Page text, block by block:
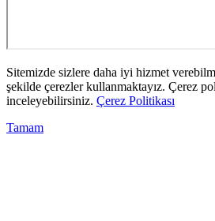
Sitemizde sizlere daha iyi hizmet
şekilde çerezler kullanmaktayız. Çerez
inceleyebilirsiniz. Çerez Politikası
Tamam